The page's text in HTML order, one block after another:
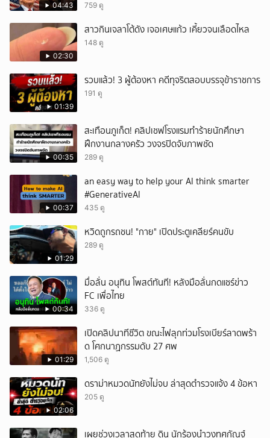
04:43 759 ดู
02:30
สาวกินเจลาโต้ดัง เจอเศษแก้ว เคี้ยวจนเลือดไหล
148 ดู
01:39
รวบแล้ว! 3 ผู้ต้องหา คดีทุจริตสอบบรรจุข้าราชการ
191 ดู
00:35
สะเทือนภูเก็ต! คลิปเชฟโรงแรมทำร้ายนักศึกษา
ฝึกงานกลางครัว วงจรปิดจับภาพชัด
289 ดู
00:37
an easy way to help your AI think smarter
#GenerativeAI
435 ดู
01:29
หวิดถูกรถชน! "กาย" เปิดประตูเคลียร์คนขับ
289 ดู
00:34
มื่อลั่น อนุทิน โพสต์ทันที! หลังมือลั่นกดแชร์ข่าว
FC เพื่อไทย
336 ดู
01:29
เปิดคลิปนาทีชีวิต ขณะไฟลุกท่วมโรงเบียร์ลาดพร้า
ด โศกนาฏกรรมดับ 27 ศพ
1,506 ดู
02:06
ดราม่าหมวดนัทยังไม่จบ ล่าสุดตำรวจแจ้ง 4 ข้อหา
205 ดู
เผยช่วงเวลาสุดท้าย ดิน นักร้องนำวงทศกัณฐ์